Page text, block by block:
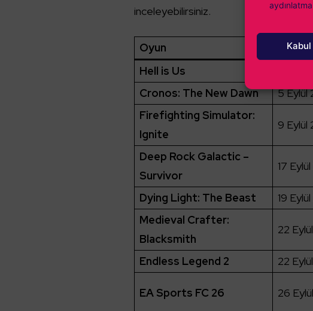
Kabul
inceleyebilirsiniz.
Oyun Çıkış
Hell is Us
Cronos: The New Dawn
5 Eylül
Firefighting Simulator:
Ignite
9 Eylül
Deep Rock Galactic –
Survivor
17
Dying Light: The Beast 19
Medieval Crafter:
Blacksmith
22
Endless Legend 2 22
EA Sports FC 26 26